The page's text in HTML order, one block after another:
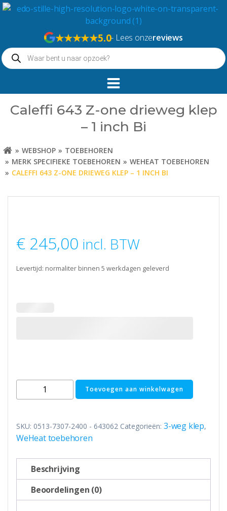
Naar
★★★★★5.0- Lees onzereviews
Producten
zoeken
Caleffi 643 Z-one drieweg klep
– 1 inch Bi
WEBSHOP
TOEBEHOREN
MERK SPECIFIEKE TOEBEHOREN
WEHEAT TOEBEHOREN
CALEFFI 643 Z-ONE DRIEWEG KLEP – 1 INCH BI
€ 245,00 incl. BTW
Levertijd: normaliter binnen 5 werkdagen geleverd
643
one
drieweg
-
inch
Toevoegen aan winkelwagen
SKU: 0513-7307-2400 - 643062 Categorieën: 3-weg klep,
WeHeat toebehoren
Beschrijving
Beoordelingen (0)